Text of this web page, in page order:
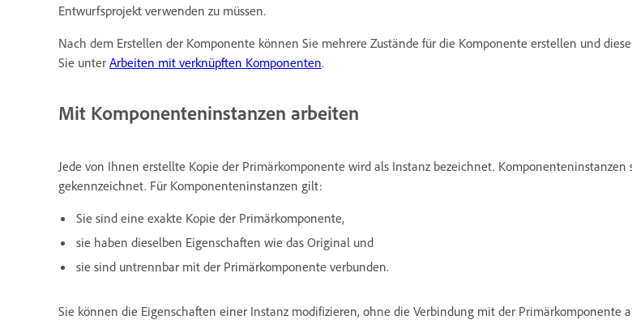
Entwurfsprojekt verwenden zu müssen.
Nach dem Erstellen der Komponente können Sie mehrere Zustände für die Komponente erstellen und
Sie unter Arbeiten mit verknüpften Komponenten.
Mit Komponenteninstanzen arbeiten
Jede von Ihnen erstellte Kopie der Primärkomponente wird als Instanz bezeichnet.
gekennzeichnet. Für Komponenteninstanzen gilt:
Sie sind eine exakte Kopie der Primärkomponente,
sie haben dieselben Eigenschaften wie das Original und
sie sind untrennbar mit der Primärkomponente verbunden.
Sie können die Eigenschaften einer Instanz modifizieren, ohne die Verbindung mit der Primärkomponente